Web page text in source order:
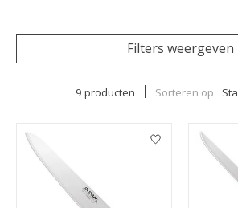
Filters weergeven
9 producten Sorteren op